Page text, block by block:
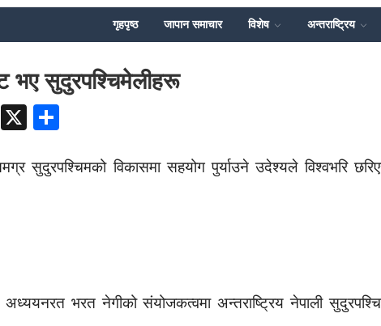
गृहपृष्ठ जापान समाचार विशेष अन्तराष्ट्रिय
भए सुदुरपश्चिमेलीहरू
Messenger
X
सुदुरपश्चिमको विकासमा सहयोग पुर्याउने उदेश्यले विश्वभरि
अध्ययनरत भरत नेगीको संयोजकत्वमा अन्तराष्ट्रिय नेपाली